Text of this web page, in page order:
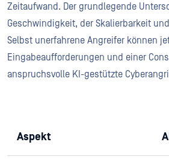
Zeitaufwand. Der grundlegende
Geschwindigkeit, der Skalierbarkeit
Selbst unerfahrene Angreifer können
Eingabeaufforderungen und einer
anspruchsvolle KI-gestützte
Aspekt